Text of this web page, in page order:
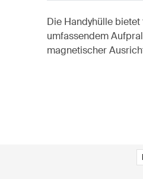
Die Handyhülle
umfassendem
magnetischer